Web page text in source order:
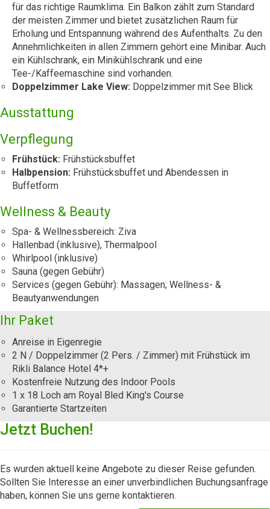
für das richtige Raumklima. Ein Balkon zählt zum Standard
der meisten Zimmer und bietet zusätzlichen Raum für
Erholung und Entspannung während des Aufenthalts. Zu den
Annehmlichkeiten in allen Zimmern gehört eine Minibar. Auch
ein Kühlschrank, ein Minikühlschrank und eine
Tee-/Kaffeemaschine sind vorhanden.
Doppelzimmer Lake View: Doppelzimmer mit See Blick
Ausstattung
Verpflegung
Frühstück: Frühstücksbuffet
Halbpension: Frühstücksbuffet und Abendessen in
Buffetform
Wellness & Beauty
Spa- & Wellnessbereich: Ziva
Hallenbad (inklusive), Thermalpool
Whirlpool (inklusive)
Sauna (gegen Gebühr)
Services (gegen Gebühr): Massagen; Wellness- &
Beautyanwendungen
Ihr Paket
Anreise in Eigenregie
2 N / Doppelzimmer (2 Pers. / Zimmer) mit Frühstück im
Rikli Balance Hotel 4*+
Kostenfreie Nutzung des Indoor Pools
1 x 18 Loch am Royal Bled King's Course
Garantierte Startzeiten
Jetzt Buchen!
Es wurden aktuell keine Angebote zu dieser Reise gefunden.
Sollten Sie Interesse an einer unverbindlichen Buchungsanfrage
haben, können Sie uns gerne kontaktieren.